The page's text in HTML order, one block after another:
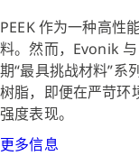
PEEK 作为一种高性
料。然而，Evonik
期“最具挑战材料”
树脂，即便在严苛环
强度表现。
更多信息